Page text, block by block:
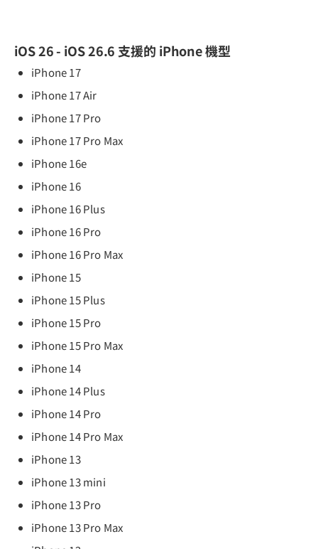
iOS 26 - iOS 26.6 支援的 iPhone 機型
iPhone 17
iPhone 17 Air
iPhone 17 Pro
iPhone 17 Pro Max
iPhone 16e
iPhone 16
iPhone 16 Plus
iPhone 16 Pro
iPhone 16 Pro Max
iPhone 15
iPhone 15 Plus
iPhone 15 Pro
iPhone 15 Pro Max
iPhone 14
iPhone 14 Plus
iPhone 14 Pro
iPhone 14 Pro Max
iPhone 13
iPhone 13 mini
iPhone 13 Pro
iPhone 13 Pro Max